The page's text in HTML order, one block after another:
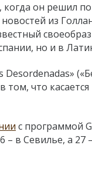
когда он решил
из
но и в
том, что
с программой
– в Севилье, а 27